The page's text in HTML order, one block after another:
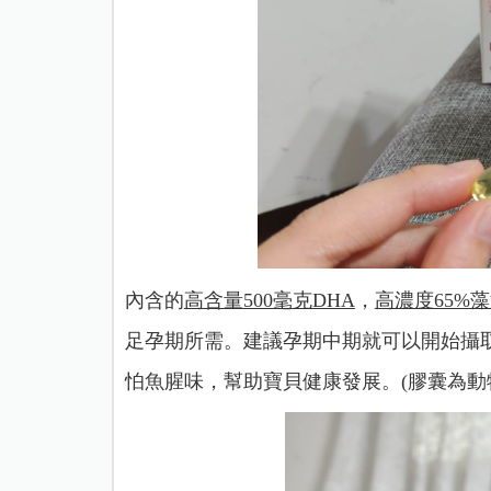
內含的高含量500毫克DHA ， 高濃度65%
足孕期所需。建議孕期中期就可以開始攝
怕魚腥味，幫助寶貝健康發展。(膠囊為